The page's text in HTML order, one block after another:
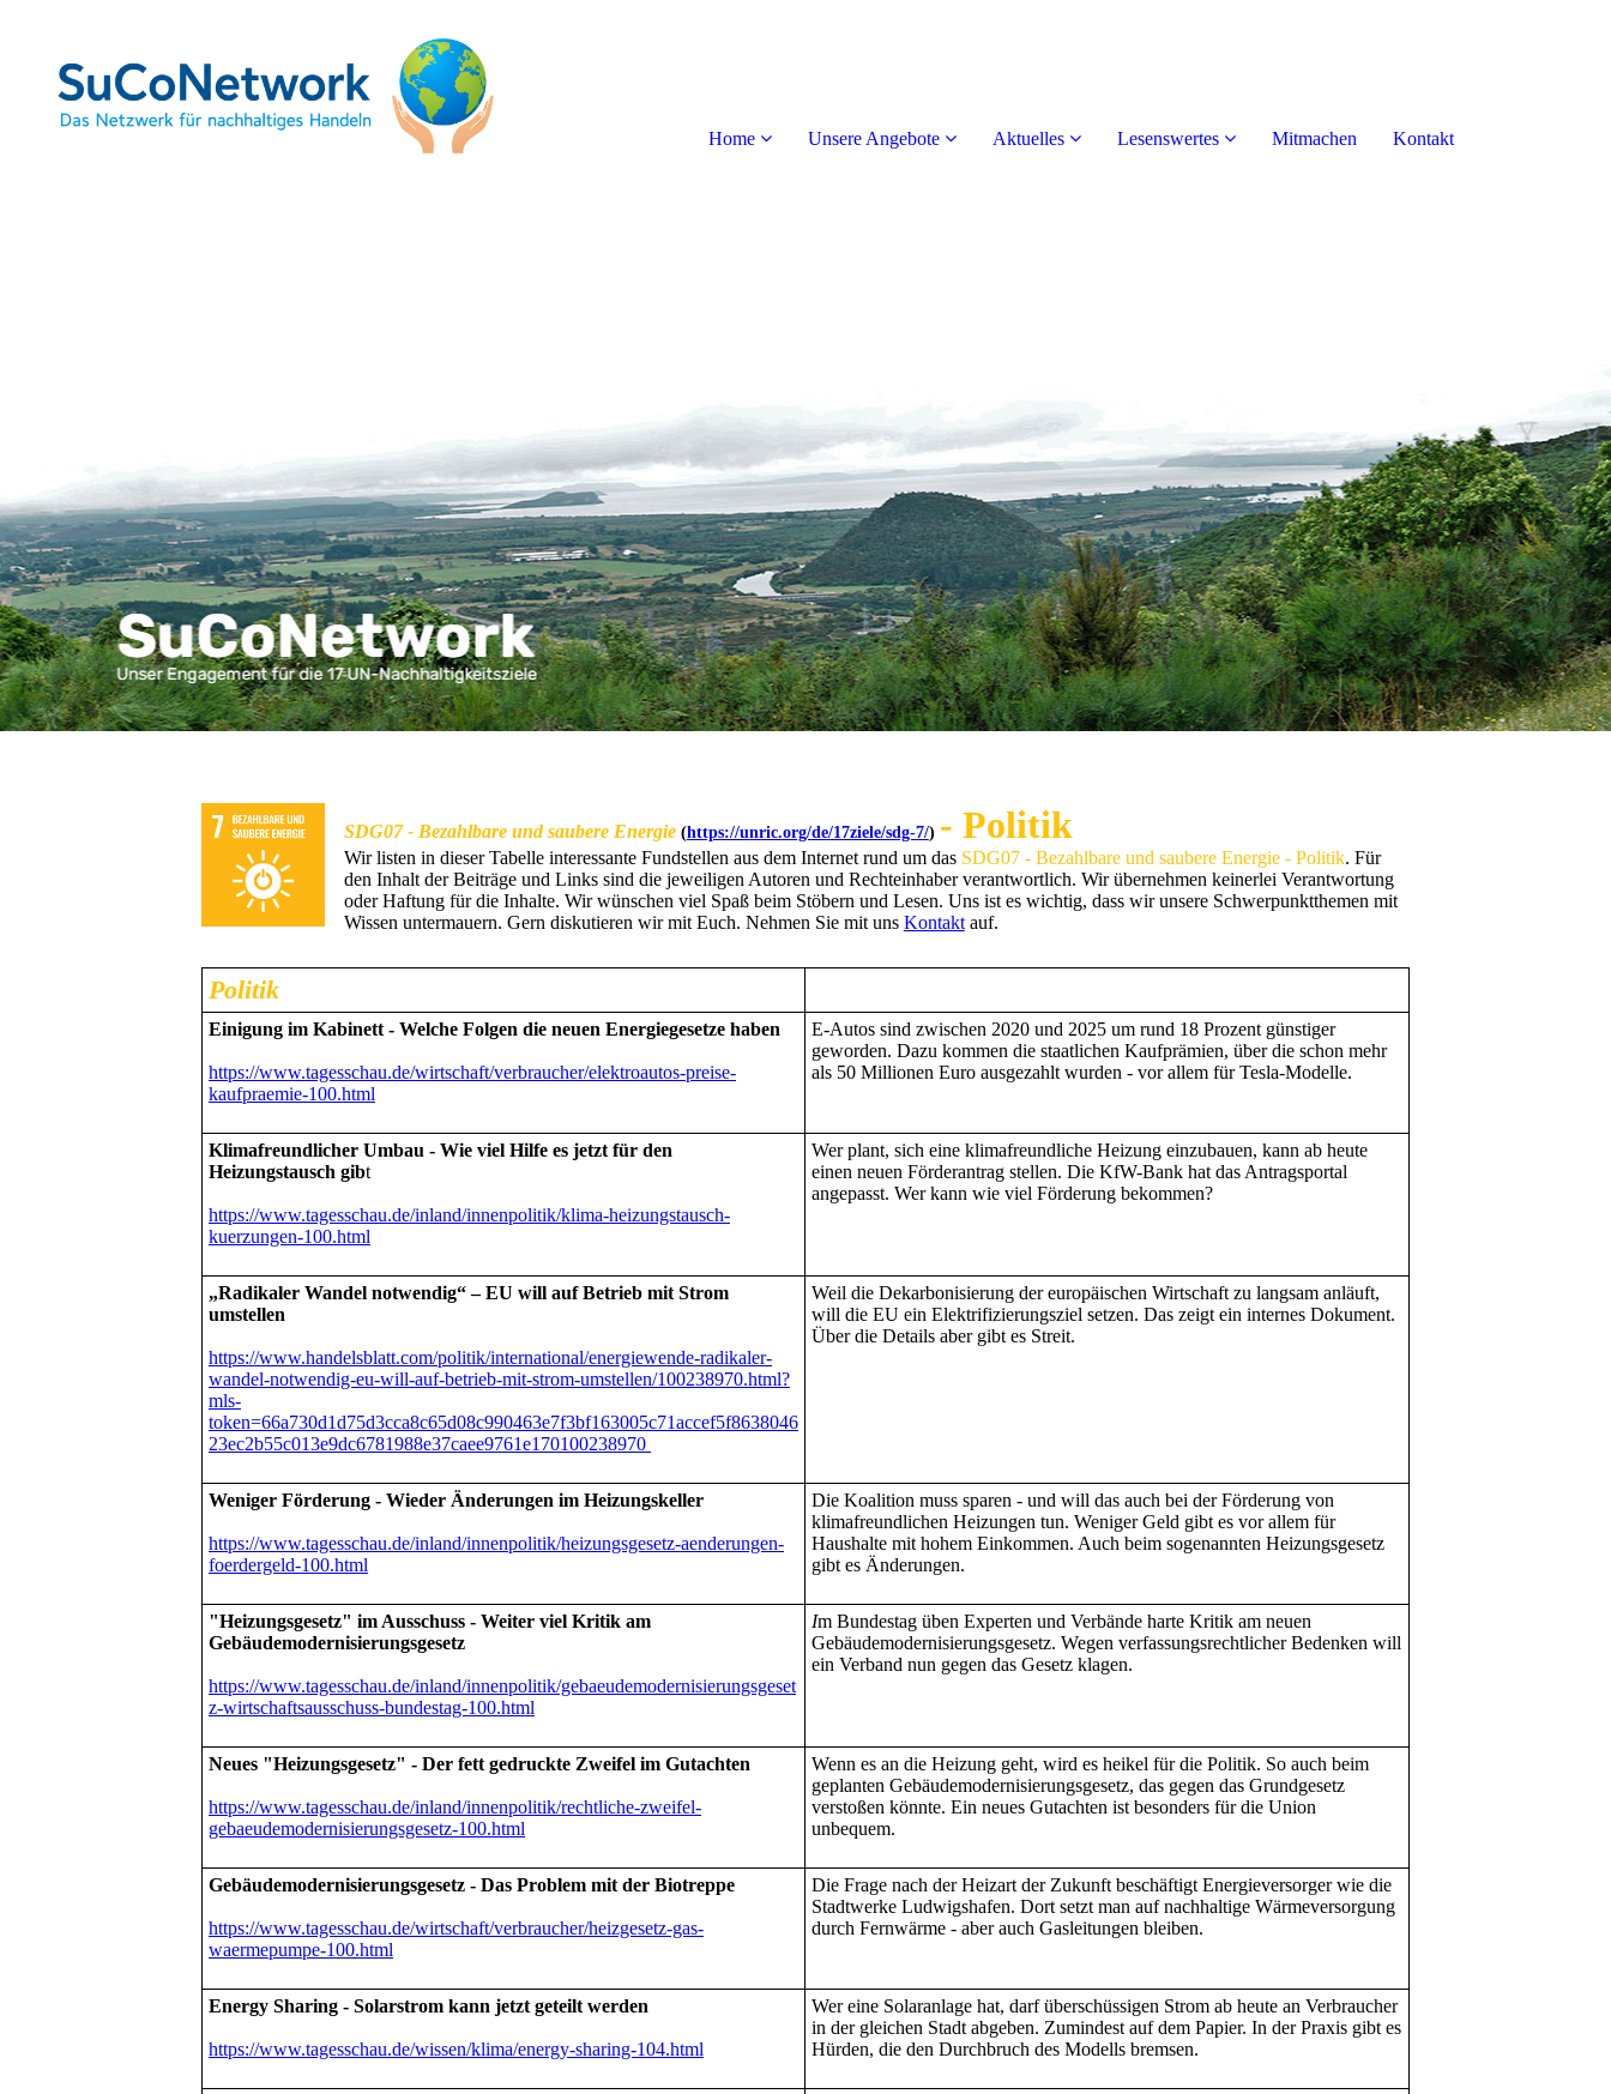
Home Unsere Angebote Aktuelles Lesenswertes Mitmachen Kontakt
SDG07 - Bezahlbare und saubere Energie (https://unric.org/de/17ziele/sdg-7/) - Politik
Wir listen in dieser Tabelle interessante Fundstellen aus dem Internet rund um das SDG07 - Bezahlbare und saubere Energie - Politik. Für
den Inhalt der Beiträge und Links sind die jeweiligen Autoren und Rechteinhaber verantwortlich. Wir übernehmen keinerlei Verantwortung
oder Haftung für die Inhalte. Wir wünschen viel Spaß beim Stöbern und Lesen. Uns ist es wichtig, dass wir unsere Schwerpunktthemen mit
Wissen untermauern. Gern diskutieren wir mit Euch. Nehmen Sie mit uns Kontaktauf.
Politik
Einigung im Kabinett - Welche Folgen die neuen Energiegesetze haben
https://www.tagesschau.de/wirtschaft/verbraucher/elektroautos-preise-
kaufpraemie-100.html
E-Autos sind zwischen 2020 und 2025 um rund 18 Prozent günstiger
geworden. Dazu kommen die staatlichen Kaufprämien, über die schon mehr
als 50 Millionen Euro ausgezahlt wurden - vor allem für Tesla-Modelle.
Klimafreundlicher Umbau - Wie viel Hilfe es jetzt für den
Heizungstausch gibt
https://www.tagesschau.de/inland/innenpolitik/klima-heizungstausch-
kuerzungen-100.html
Wer plant, sich eine klimafreundliche Heizung einzubauen, kann ab heute
einen neuen Förderantrag stellen. Die KfW-Bank hat das Antragsportal
angepasst. Wer kann wie viel Förderung bekommen?
„Radikaler Wandel notwendig“ – EU will auf Betrieb mit Strom
umstellen
https://www.handelsblatt.com/politik/international/energiewende-radikaler-
wandel-notwendig-eu-will-auf-betrieb-mit-strom-umstellen/100238970.html?
mls-
token=66a730d1d75d3cca8c65d08c990463e7f3bf163005c71accef5f8638046
23ec2b55c013e9dc6781988e37caee9761e170100238970
Weil die Dekarbonisierung der europäischen Wirtschaft zu langsam anläuft,
will die EU ein Elektrifizierungsziel setzen. Das zeigt ein internes Dokument.
Über die Details aber gibt es Streit.
Weniger Förderung - Wieder Änderungen im Heizungskeller
https://www.tagesschau.de/inland/innenpolitik/heizungsgesetz-aenderungen-
foerdergeld-100.html
Die Koalition muss sparen - und will das auch bei der Förderung von
klimafreundlichen Heizungen tun. Weniger Geld gibt es vor allem für
Haushalte mit hohem Einkommen. Auch beim sogenannten Heizungsgesetz
gibt es Änderungen.
"Heizungsgesetz" im Ausschuss - Weiter viel Kritik am
Gebäudemodernisierungsgesetz
https://www.tagesschau.de/inland/innenpolitik/gebaeudemodernisierungsgeset
z-wirtschaftsausschuss-bundestag-100.html
Im Bundestag üben Experten und Verbände harte Kritik am neuen
Gebäudemodernisierungsgesetz. Wegen verfassungsrechtlicher Bedenken will
ein Verband nun gegen das Gesetz klagen.
Neues "Heizungsgesetz" - Der fett gedruckte Zweifel im Gutachten
https://www.tagesschau.de/inland/innenpolitik/rechtliche-zweifel-
gebaeudemodernisierungsgesetz-100.html
Wenn es an die Heizung geht, wird es heikel für die Politik. So auch beim
geplanten Gebäudemodernisierungsgesetz, das gegen das Grundgesetz
verstoßen könnte. Ein neues Gutachten ist besonders für die Union
unbequem.
Gebäudemodernisierungsgesetz - Das Problem mit der Biotreppe
https://www.tagesschau.de/wirtschaft/verbraucher/heizgesetz-gas-
waermepumpe-100.html
Die Frage nach der Heizart der Zukunft beschäftigt Energieversorger wie die
Stadtwerke Ludwigshafen. Dort setzt man auf nachhaltige Wärmeversorgung
durch Fernwärme - aber auch Gasleitungen bleiben.
Energy Sharing - Solarstrom kann jetzt geteilt werden
https://www.tagesschau.de/wissen/klima/energy-sharing-104.html
Wer eine Solaranlage hat, darf überschüssigen Strom ab heute an Verbraucher
in der gleichen Stadt abgeben. Zumindest auf dem Papier. In der Praxis gibt es
Hürden, die den Durchbruch des Modells bremsen.